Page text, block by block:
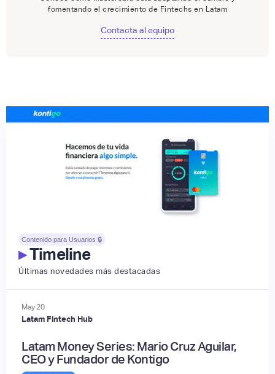
fomentando el crecimiento de Fintechs en Latam
Contacta al equipo
Contenido para Usuarios 🔒
▸Timeline
Últimas novedades más destacadas
May20
Latam Fintech Hub
Latam Money Series: Mario Cruz Aguilar,
CEO y Fundador de Kontigo